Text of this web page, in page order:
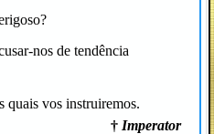
nos de tendência
quais vos instruiremos.
† Imperator